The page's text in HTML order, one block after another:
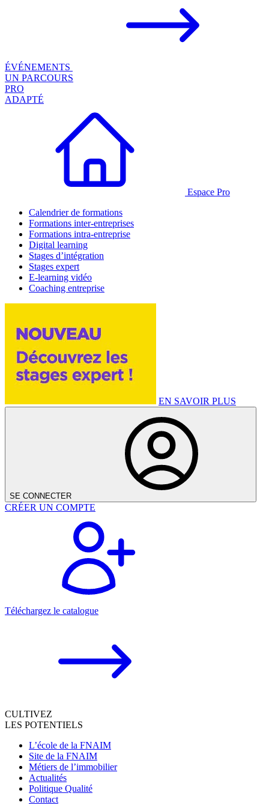
ÉVÉNEMENTS
UN PARCOURS
PRO
ADAPTÉ
Espace Pro
Calendrier de formations
Formations inter-entreprises
Formations intra-entreprise
Digital learning
Stages d’intégration
Stages expert
E-learning vidéo
Coaching entreprise
EN SAVOIR PLUS
SE CONNECTER
CRÉER UN COMPTE
Téléchargez le catalogue
CULTIVEZ
LES POTENTIELS
L’école de la FNAIM
Site de la FNAIM
Métiers de l’immobilier
Actualités
Politique Qualité
Contact